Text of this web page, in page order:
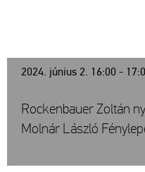
2024. június 2. 16:00 -
Rockenbauer Zoltán
Molnár László